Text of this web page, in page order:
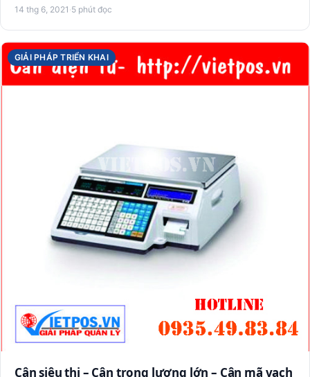
14 thg 6, 2021 ·5 phút đọc
GIẢI PHÁP TRIỂN KHAI
Cân siêu thị – Cân trọng lượng lớn – Cân mã vạch